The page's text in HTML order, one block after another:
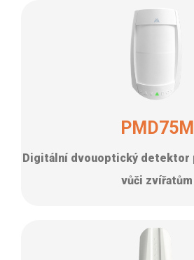
PMD75M
Digitální dvouoptický detektor
vůči zvířatům